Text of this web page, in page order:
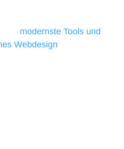
modernste Tools und
Webdesign